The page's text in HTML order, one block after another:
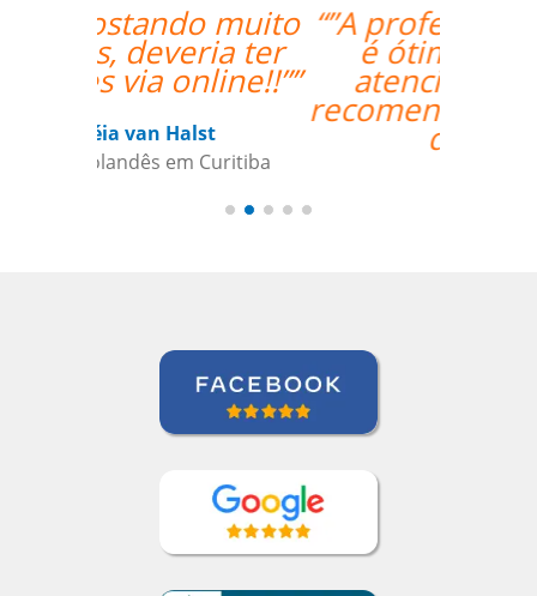
“”A professora Sandra
é ótima e super
atenciosa. Super
recomendo o trabalho
Curso de Espanhol em Guarulhos